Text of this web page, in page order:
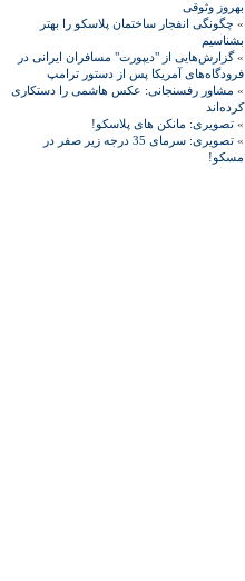
بهروز وثوقی
» چگونگی انفجار ساختمان پلاسکو را بهتر
بشناسیم
»گزارش‌هایی از "دیپورت" مسافران ایرانی در
فرودگاه‌های آمریکا پس از دستور ترامپ
» مشاور رفسنجانی: عکس هاشمی را دستکاری
کرده‌اند
» تصویری: مانکن های پلاسکو!
»
تصویری: سرمای 35 درجه زیر صفر در
مسکو!